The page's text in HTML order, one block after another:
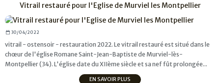
Vitrail restauré pour l'Eglise de Murviel les Montpellier
30/04/2022
vitrail - ostensoir - restauration 2022. Le vitrail restauré est situé dans le
chœur de l'église Romane Saint-Jean-Baptiste de Murviel-lès-
Montpellier (34). L'église date du XIIème siècle et sa nef fût prolongée...
EN SAVOIR PLUS